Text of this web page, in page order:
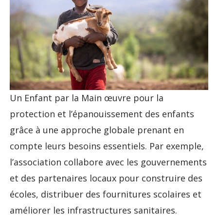
Un Enfant par la Main œuvre pour la
protection et l’épanouissement des enfants
grâce à une approche globale prenant en
compte leurs besoins essentiels. Par exemple,
l’association collabore avec les gouvernements
et des partenaires locaux pour construire des
écoles, distribuer des fournitures scolaires et
améliorer les infrastructures sanitaires.